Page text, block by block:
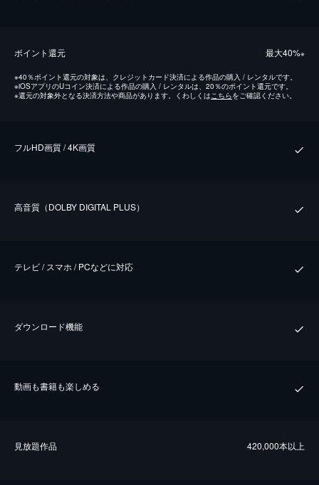
ポイント還元 最⼤40%※
※40％ポイント還元の対象は、クレジットカード決済による作品の購入 / レンタルです。
※iOSアプリのUコイン決済による作品の購入 / レンタルは、20％のポイント還元です。
※還元の対象外となる決済方法や商品があります。くわしくはこちらをご確認ください。
フルHD画質 / 4K画質
⾼⾳質（DOLBY DIGITAL PLUS）
テレビ / スマホ / PCなどに対応
ダウンロード機能
動画も書籍も楽しめる
⾒放題作品 420,000本以上